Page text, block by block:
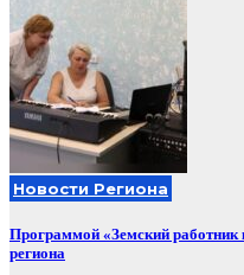
Новости Региона
Программой «Земский работник
региона